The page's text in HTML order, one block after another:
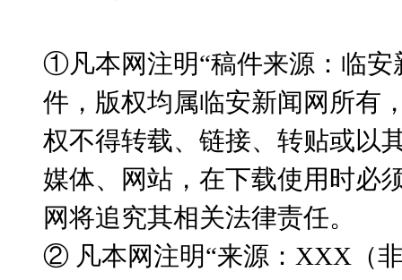
①凡本网注明“稿件来源：临安
件，版权均属临安新闻网所有
权不得转载、链接、转贴或以
媒体、网站，在下载使用时必
网将追究其相关法律责任。
② 凡本网注明“来源：XXX（